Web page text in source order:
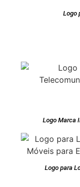
Logo
Logo Marca
Logo para